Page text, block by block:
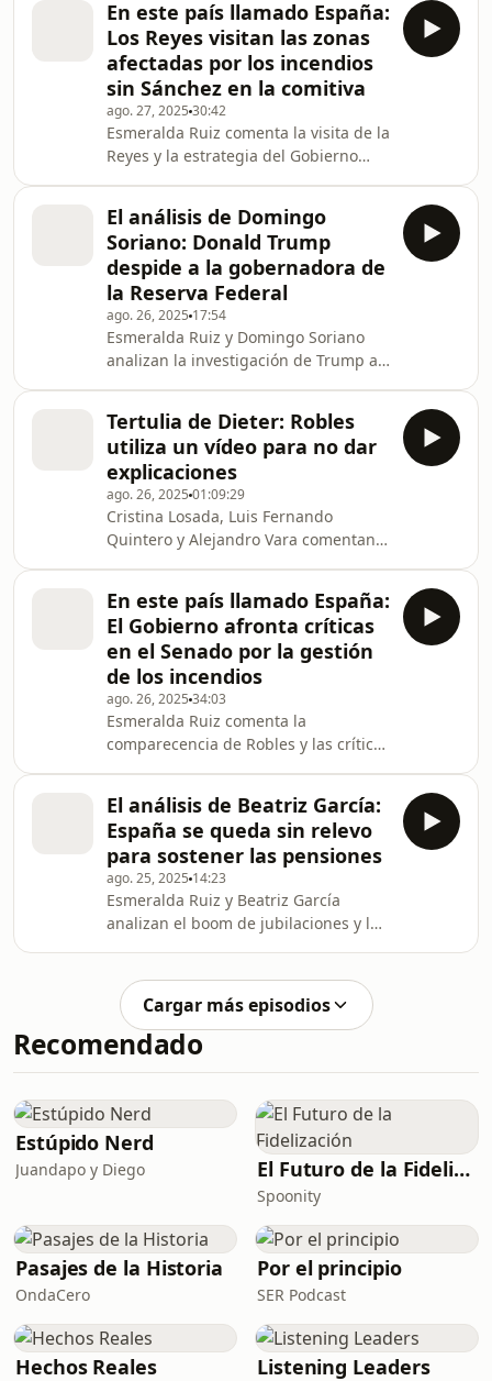
de Pedro Sánchez
En este país llamado España:
Los Reyes visitan las zonas
afectadas por los incendios
sin Sánchez en la comitiva
ago. 27, 2025 30:42
Esmeralda Ruiz comenta la visita de la
Reyes y la estrategia del Gobierno
El análisis de Domingo
Soriano: Donald Trump
despide a la gobernadora de
la Reserva Federal
ago. 26, 2025 17:54
Esmeralda Ruiz y Domingo Soriano
analizan la investigación de Trump a
Tertulia de Dieter: Robles
utiliza un vídeo para no dar
explicaciones
ago. 26, 2025 01:09:29
Cristina Losada, Luis Fernando
Quintero y Alejandro Vara comentan
En este país llamado España:
El Gobierno afronta críticas
en el Senado por la gestión
de los incendios
ago. 26, 2025 34:03
Esmeralda Ruiz comenta la
comparecencia de Robles y las críticas
El análisis de Beatriz García:
España se queda sin relevo
para sostener las pensiones
ago. 25, 2025 14:23
Esmeralda Ruiz y Beatriz García
analizan el boom de jubilaciones y las
Cargar más episodios
Recomendado
Estúpido Nerd
Juandapo y Diego El Futuro de la Fidelización
Spoonity
Pasajes de la Historia
OndaCero
Por el principio
SER Podcast
Hechos Reales Listening Leaders